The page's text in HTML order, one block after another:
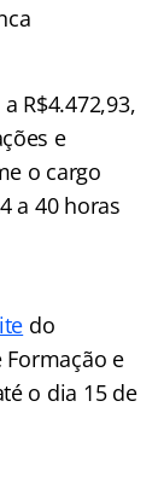
R$4.472,93,
e
o cargo
a 40 horas
do
e
o dia 15 de